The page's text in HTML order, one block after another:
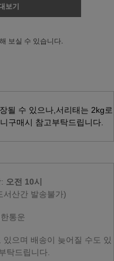
보기
보실 수 있습니다.
될 수 있으나, 서리태는 2kg로
구매시 참고부탁드립니다.
오전 10시
서산간 발송불가)
통운
있으며 배송이 늦어질 수도 있
탁드립니다.